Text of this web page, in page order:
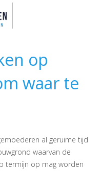
op
waar te
op
waar te
al geruime tijd
waarvan de
termijn op mag worden